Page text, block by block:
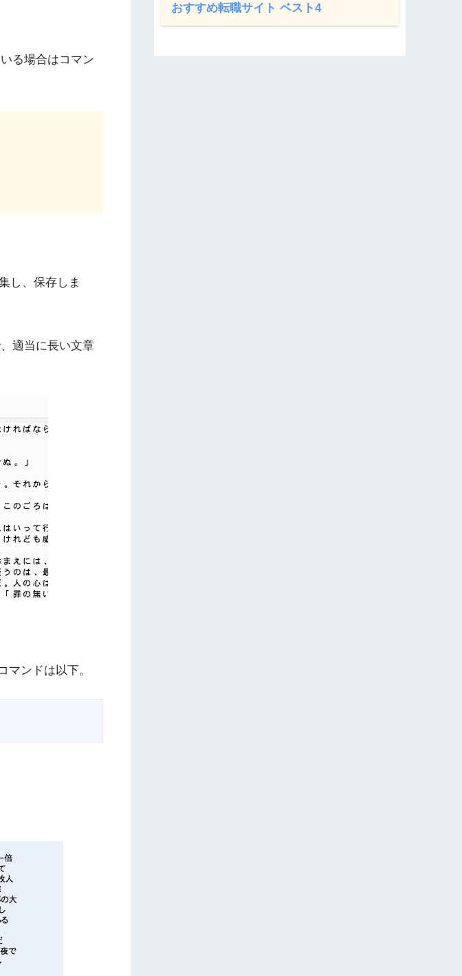
る場合はコマン
し、保存しま
適当に長い文章
ンドは以下。
おすすめ転職サイト ベスト4